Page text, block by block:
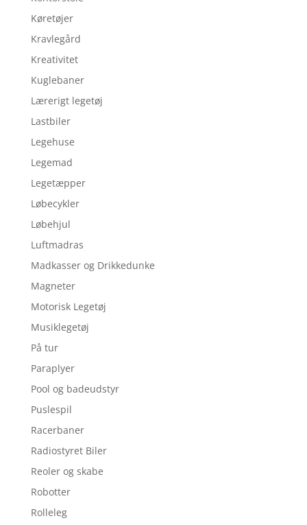
Køretøjer
Kravlegård
Kreativitet
Kuglebaner
Lærerigt legetøj
Lastbiler
Legehuse
Legemad
Legetæpper
Løbecykler
Løbehjul
Luftmadras
Madkasser og Drikkedunke
Magneter
Motorisk Legetøj
Musiklegetøj
På tur
Paraplyer
Pool og badeudstyr
Puslespil
Racerbaner
Radiostyret Biler
Reoler og skabe
Robotter
Rolleleg